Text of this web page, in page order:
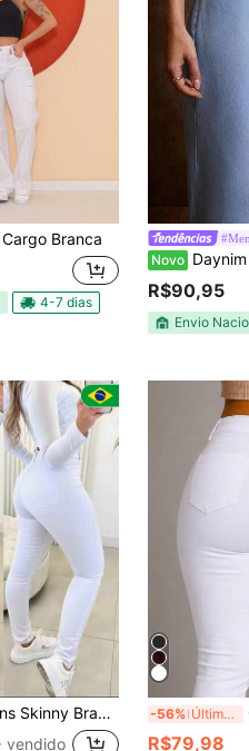
Branca
4-7 dias
Novo Daynim Denim Casuais
R$90,95
Envio
Feminina Adulto com Elastano
vendido
-56% Últimos 3 dias
R$79,98